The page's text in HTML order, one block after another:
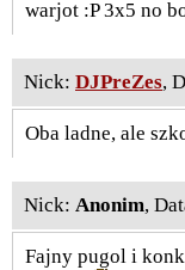
warjot :P 3x5 no
Nick: DJPreZes,
Oba ladne, ale
Nick: Anonim,
Fajny pugol i